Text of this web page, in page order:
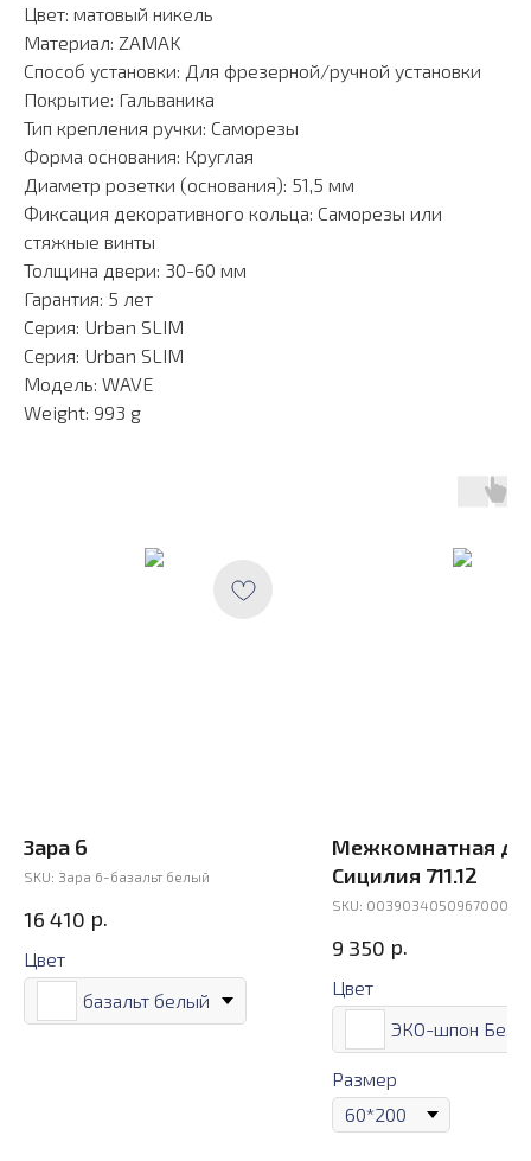
Цвет: матовый никель
Материал: ZAMAK
Способ установки: Для фрезерной/ручной установки
Покрытие: Гальваника
Тип крепления ручки: Саморезы
Форма основания: Круглая
Диаметр розетки (основания): 51,5 мм
Фиксация декоративного кольца: Саморезы или
стяжные винты
Толщина двери: 30-60 мм
Гарантия: 5 лет
Серия: Urban SLIM
Серия: Urban SLIM
Модель: WAVE
Weight: 993 g
Зара 6
SKU: Зара 6-базальт белый
16 410 р.
Цвет
базальт белый
Межкомнатная
Сицилия 711.12
SKU:
9 350 р.
Цвет
Размер